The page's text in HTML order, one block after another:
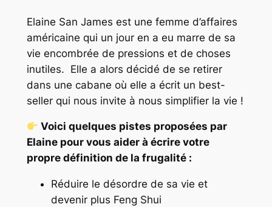
Elaine San James est une femme d’affaires
américaine qui un jour en a eu marre de sa
vie encombrée de pressions et de choses
inutiles. Elle a alors décidé de se retirer
dans une cabane où elle a écrit un best-
seller qui nous invite à nous simplifier la vie !
Voici quelques pistes proposées par
Elaine pour vous aider à écrire votre
propre définition de la frugalité :
Réduire le désordre de sa vie et
devenir plus Feng Shui